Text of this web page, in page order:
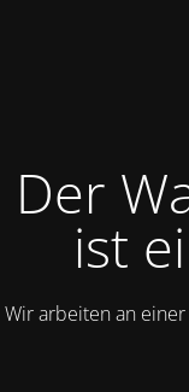
Der
ist
Wir arbeiten an einer